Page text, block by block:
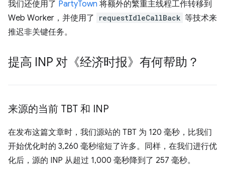
我们还使用了 PartyTown 将额外的繁重主线程工作转移到
Web Worker，并使用了
requestIdleCallBack 等技术来
推迟非关键任务。
提高 INP 对《经济时报》有何帮助？
来源的当前 TBT 和 INP
在发布这篇文章时，我们源站的 TBT 为 120 毫秒，比我们
开始优化时的 3,260 毫秒缩短了许多。同样，在我们进行优
化后，源的 INP 从超过 1,000 毫秒降到了 257 毫秒。